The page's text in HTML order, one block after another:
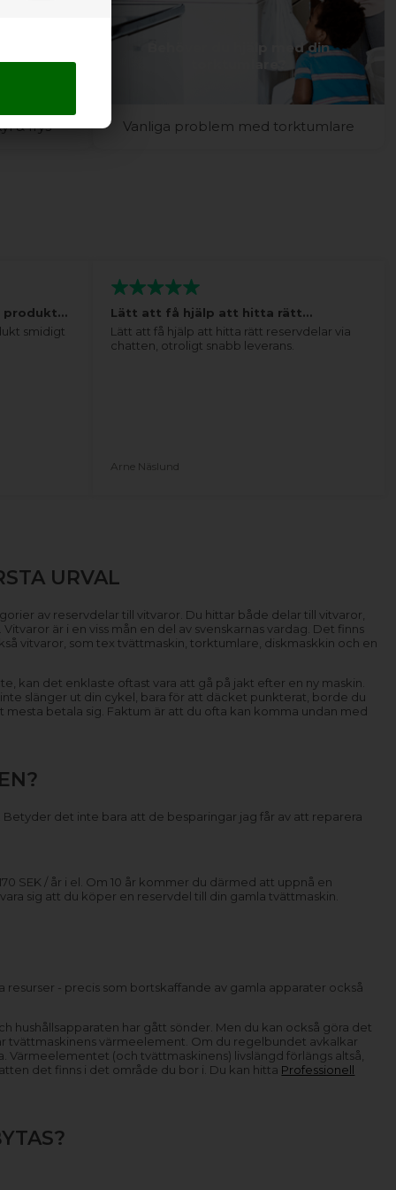
ditt
& frys
Behöver du hjälp med din
Vanliga problem med torktumlare
produkt…
smidigt
Lätt att få hjälp att hitta rätt…
Lätt att få hjälp att hitta rätt reservdelar via
chatten, otroligt snabb leverans.
Arne Näslund
URVAL
av reservdelar till vitvaror. Du hittar både delar till vitvaror,
är i en viss mån en del av svenskarnas vardag. Det finns
vitvaror, som tex tvättmaskin, torktumlare, diskmaskkin och en
kan det enklaste oftast vara att gå på jakt efter en ny maskin.
slänger ut din cykel, bara för att däcket punkterat, borde du
betala sig. Faktum är att du ofta kan komma undan med
Betyder det inte bara att de besparingar jag får av att reparera
SEK / år i el. Om 10 år kommer du därmed att uppnå en
sig att du köper en reservdel till din gamla tvättmaskin.
- precis som bortskaffande av gamla apparater också
hushållsapparaten har gått sönder. Men du kan också göra det
tvättmaskinens värmeelement. Om du regelbundet avkalkar
(och tvättmaskinens) livslängd förlängs altså,
det finns i det område du bor i. Du kan hitta Professionell